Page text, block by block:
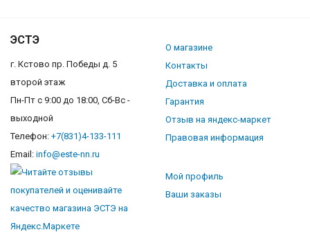
ЭСТЭ
г. Кстово пр. Победы д. 5
второй этаж
Пн-Пт с 9:00 до 18:00, Сб-Вс -
выходной
Телефон: +7(831)4-133-111
Email: info@este-nn.ru
О магазине
Контакты
Доставка и оплата
Гарантия
Отзыв на яндекс-маркет
Правовая информация
Мой профиль
Ваши заказы